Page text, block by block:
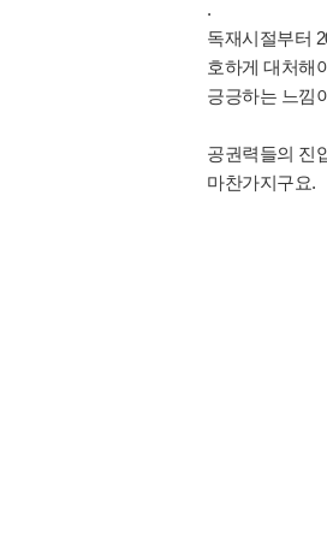
.
독재시절부터
호하게 대처해
긍긍하는 느낌
공권력들의 진
마찬가지구요.